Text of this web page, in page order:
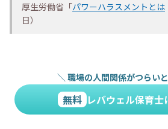
厚生労働省「パワーハラスメントとは
日）
＼ 職場の人間関係がつらい
無料 レバウェル保育士